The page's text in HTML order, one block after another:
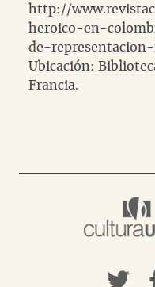
http://
heroico-en-
de-
Ubicación:
Francia.